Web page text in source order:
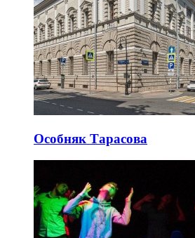
Особняк Тарасова